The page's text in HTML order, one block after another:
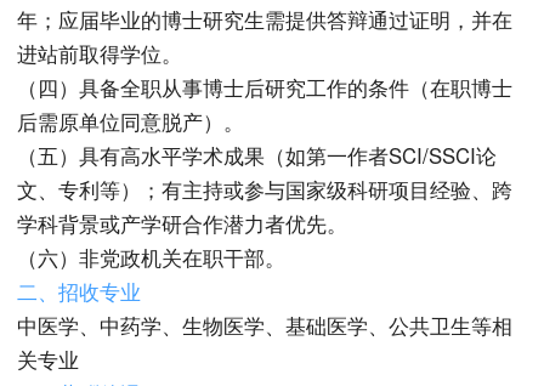
年；应届毕业的博士研究生需提供答辩通过证明，并在
进站前取得学位。
（四）具备全职从事博士后研究工作的条件（在职博士
后需原单位同意脱产）。
（五）具有高水平学术成果（如第一作者SCI/SSCI论
文、专利等）；有主持或参与国家级科研项目经验、跨
学科背景或产学研合作潜力者优先。
（六）非党政机关在职干部。
二、招收专业
中医学、中药学、生物医学、基础医学、公共卫生等相
关专业